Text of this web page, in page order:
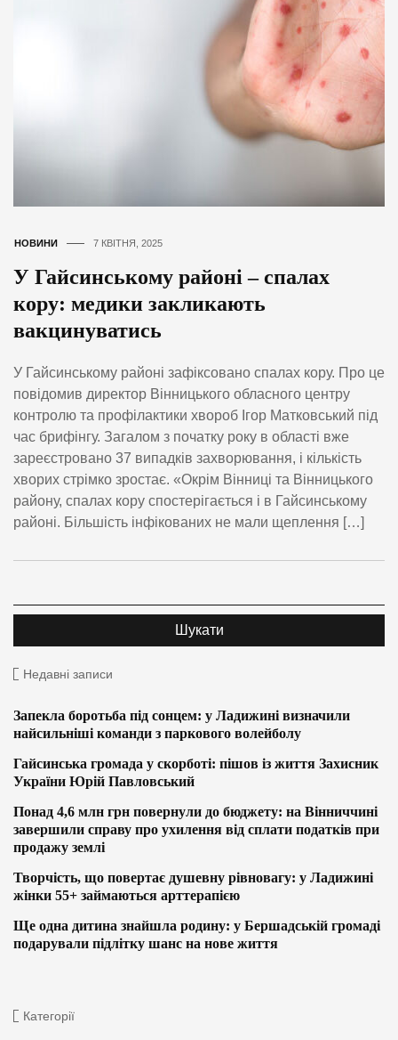
НОВИНИ 7 КВІТНЯ, 2025
У Гайсинському районі – спалах
кору: медики закликають
вакцинуватись
У Гайсинському районі зафіксовано спалах кору. Про це
повідомив директор Вінницького обласного центру
контролю та профілактики хвороб Ігор Матковський під
час брифінгу. Загалом з початку року в області вже
зареєстровано 37 випадків захворювання, і кількість
хворих стрімко зростає. «Окрім Вінниці та Вінницького
району, спалах кору спостерігається і в Гайсинському
районі. Більшість інфікованих не мали щеплення […]
Недавні записи
Запекла боротьба під сонцем: у Ладижині визначили
найсильніші команди з паркового волейболу
Гайсинська громада у скорботі: пішов із життя Захисник
України Юрій Павловський
Понад 4,6 млн грн повернули до бюджету: на Вінниччині
завершили справу про ухилення від сплати податків при
продажу землі
Творчість, що повертає душевну рівновагу: у Ладижині
жінки 55+ займаються арттерапією
Ще одна дитина знайшла родину: у Бершадській громаді
подарували підлітку шанс на нове життя
Категорії